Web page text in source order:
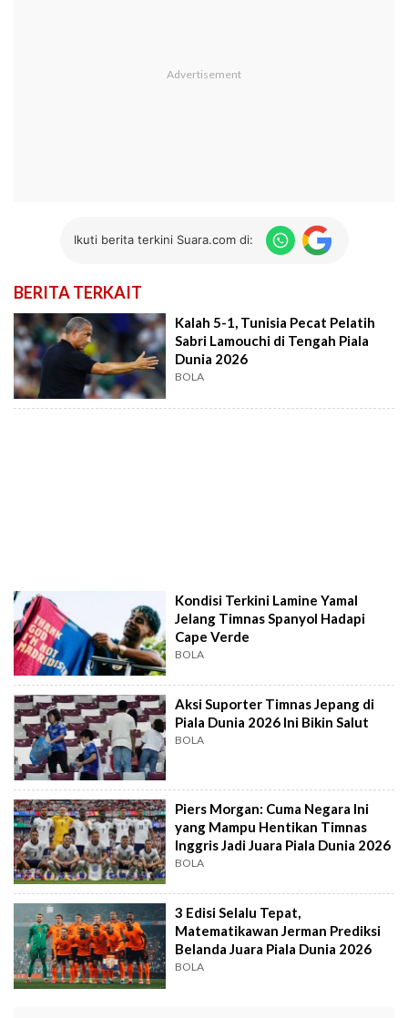
Ikuti berita terkini Suara.com di:
BERITA TERKAIT
Kalah 5-1, Tunisia Pecat Pelatih
Sabri Lamouchi di Tengah Piala
Dunia 2026
BOLA
Kondisi Terkini Lamine Yamal
Jelang Timnas Spanyol Hadapi
Cape Verde
BOLA
Aksi Suporter Timnas Jepang di
Piala Dunia 2026 Ini Bikin Salut
BOLA
Piers Morgan: Cuma Negara Ini
yang Mampu Hentikan Timnas
Inggris Jadi Juara Piala Dunia 2026
BOLA
3 Edisi Selalu Tepat,
Matematikawan Jerman Prediksi
Belanda Juara Piala Dunia 2026
BOLA